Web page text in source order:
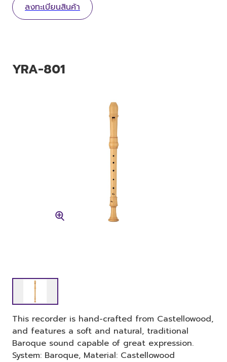
ลงทะเบียนสินค้า
YRA-801
This recorder is hand-crafted from Castellowood,
and features a soft and natural, traditional
Baroque sound capable of great expression.
System: Baroque, Material: Castellowood